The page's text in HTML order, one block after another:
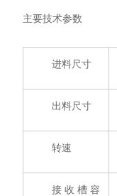
主要技术参数
进料尺寸
出料尺寸
转速
接收槽容